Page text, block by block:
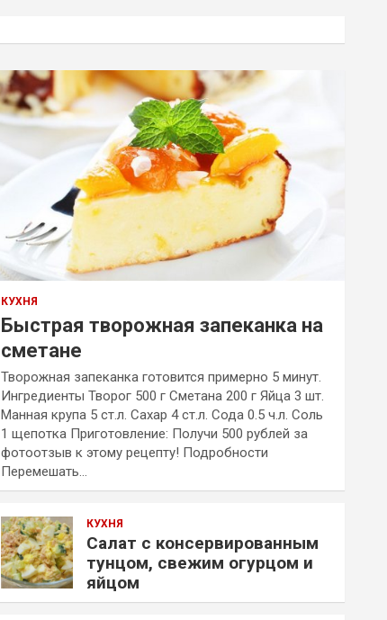
КУХНЯ
Быстрая творожная запеканка на
сметане
Творожная запеканка готовится примерно 5 минут.
Ингредиенты Творог 500 г Сметана 200 г Яйца 3 шт.
Манная крупа 5 ст.л. Сахар 4 ст.л. Сода 0.5 ч.л. Соль
1 щепотка Приготовление: Получи 500 рублей за
фотоотзыв к этому рецепту! Подробности
Перемешать…
КУХНЯ
Салат с консервированным
тунцом, свежим огурцом и
яйцом